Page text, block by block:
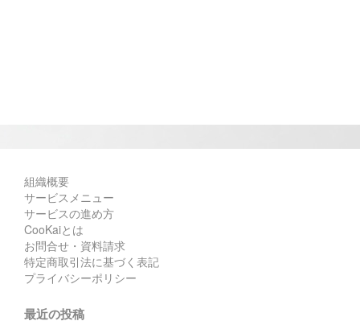
組織概要
サービスメニュー
サービスの進め方
CooKaiとは
お問合せ・資料請求
特定商取引法に基づく表記
プライバシーポリシー
最近の投稿